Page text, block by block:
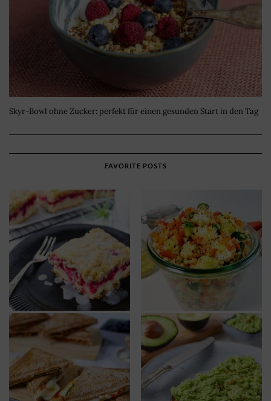
Skyr-Bowl ohne Zucker: perfekt für einen gesunden Start in den Tag
FAVORITE POSTS